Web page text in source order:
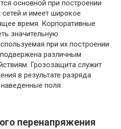
основной при построении
и имеет широкое
время. Корпоративные
значительную
при их построении
различным
Грозозащита служит
в результате разряда
поля.
перенапряжения